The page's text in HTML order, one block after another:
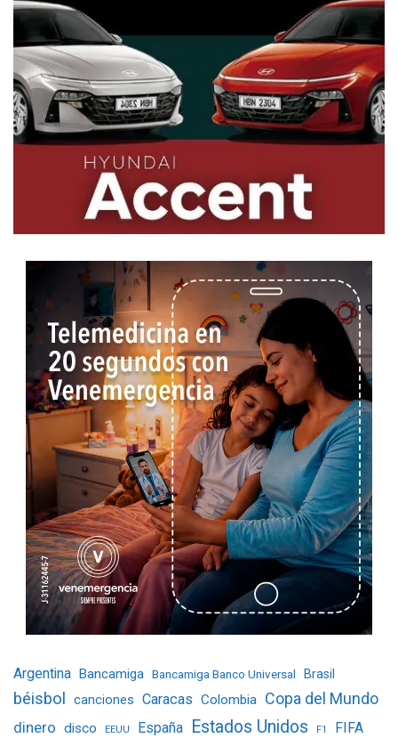
Argentina Bancamiga Bancamiga Banco Universal Brasil
béisbol canciones Caracas Colombia Copa del Mundo
dinero disco EEUU España Estados Unidos F1 FIFA